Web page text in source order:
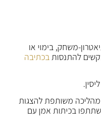
משחק, בימוי או
להתנסותבכתיבה
משותפת להצגות
בכיתות אמן עם